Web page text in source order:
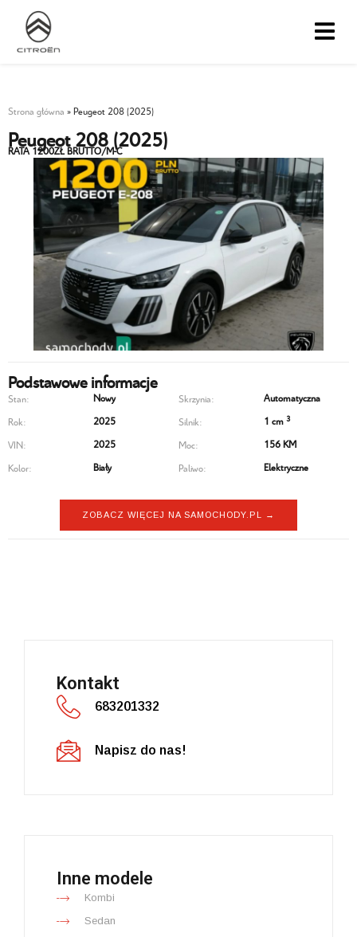
Strona główna »Peugeot 208 (2025)
Peugeot 208 (2025)
RATA 1200ZŁ BRUTTO/M-C
Podstawowe informacje
Stan:
Rok:
VIN:
Kolor:
Nowy
2025
2025
Biały
Skrzynia:
Silnik:
Moc:
Paliwo:
Automatyczna
1 cm 3
156 KM
Elektryczne
ZOBACZ WIĘCEJ NA SAMOCHODY.PL →
Kontakt
683201332
Napisz do nas!
Inne modele
Kombi
Sedan